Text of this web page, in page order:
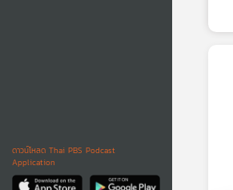
ดาวน์โหลด Thai PBS Podcast
Application